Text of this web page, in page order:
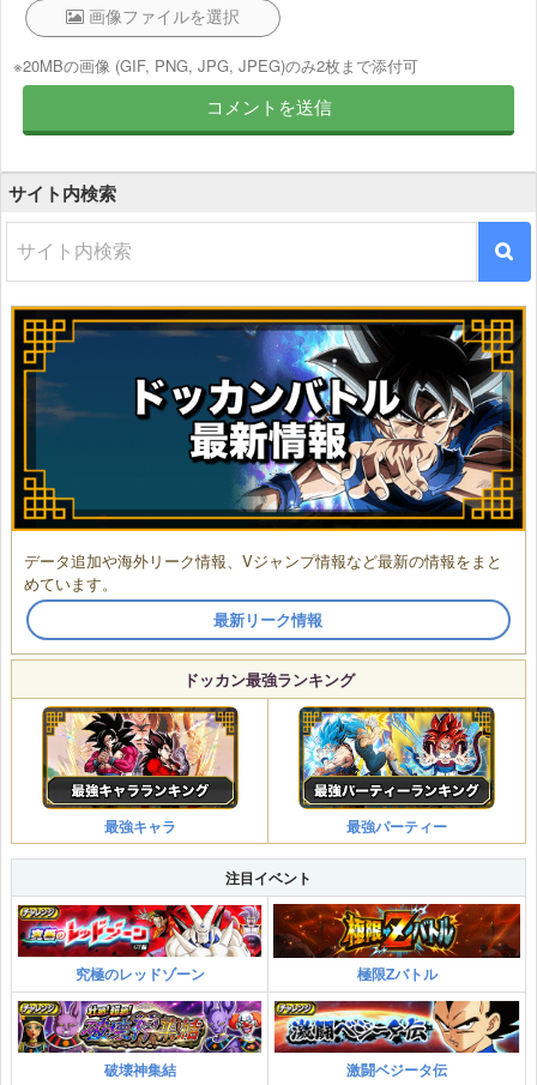
※20MBの画像 (GIF, PNG, JPG, JPEG)のみ2枚まで添付可
サイト内検索
データ追加や海外リーク情報、Vジャンプ情報など最新の情報をまと
めています。
最新リーク情報
ドッカン最強ランキング
最強キャラ 最強パーティー
注目イベント
究極のレッドゾーン 極限Zバトル
破壊神集結 激闘ベジータ伝